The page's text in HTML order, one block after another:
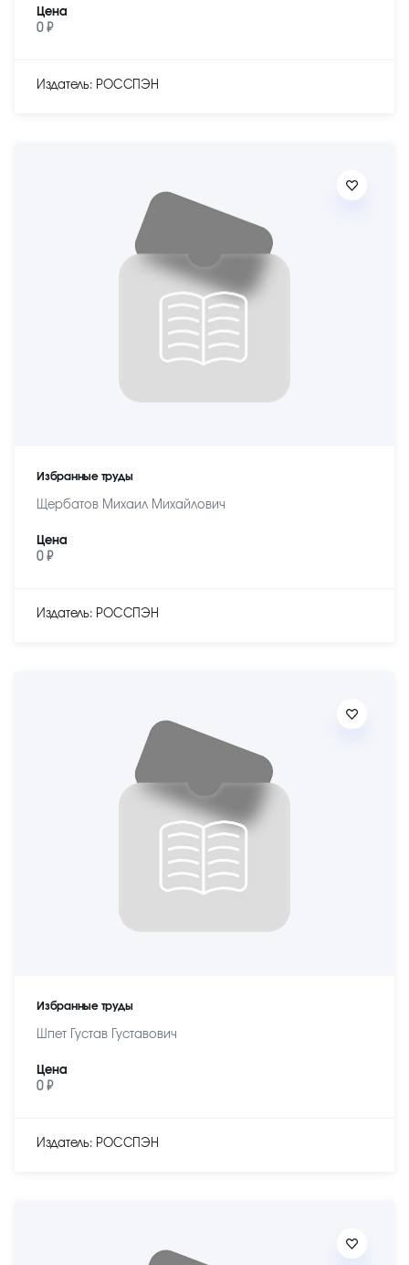
Цена
0 ₽
Издатель: РОССПЭН
Избранные труды
Щербатов Михаил Михайлович
Цена
0 ₽
Издатель: РОССПЭН
Избранные труды
Шпет Густав Густавович
Цена
0 ₽
Издатель: РОССПЭН